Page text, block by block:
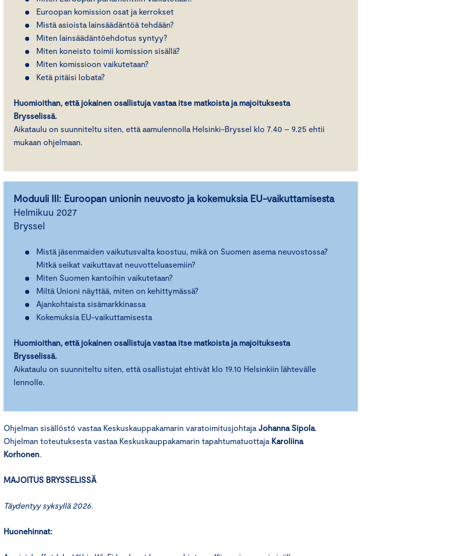
Euroopan komission osat ja kerrokset
Mistä asioista lainsäädäntöä tehdään?
Miten lainsäädäntöehdotus syntyy?
Miten koneisto toimii komission sisällä?
Miten komissioon vaikutetaan?
Ketä pitäisi lobata?
Huomioithan, että jokainen osallistuja vastaa itse matkoista ja majoituksesta
Brysselissä.
Aikataulu on suunniteltu siten, että aamulennolla Helsinki-Bryssel klo 7.40 – 9.25 ehtii
mukaan ohjelmaan.
Moduuli III: Euroopan unionin neuvosto ja kokemuksia EU-vaikuttamisesta
Helmikuu 2027
Bryssel
Mistä jäsenmaiden vaikutusvalta koostuu, mikä on Suomen asema neuvostossa?
Mitkä seikat vaikuttavat neuvotteluasemiin?
Miten Suomen kantoihin vaikutetaan?
Miltä Unioni näyttää, miten on kehittymässä?
Ajankohtaista sisämarkkinassa
Kokemuksia EU-vaikuttamisesta
Huomioithan, että jokainen osallistuja vastaa itse matkoista ja majoituksesta
Brysselissä.
Aikataulu on suunniteltu siten, että osallistujat ehtivät klo 19.10 Helsinkiin lähtevälle
lennolle.
Ohjelman sisällöstö vastaa Keskuskauppakamarin varatoimitusjohtaja Johanna Sipola.
Ohjelman toteutuksesta vastaa Keskuskauppakamarin tapahtumatuottaja Karoliina
Korhonen.
MAJOITUS BRYSSELISSÄ
Täydentyy syksyllä 2026.
Huonehinnat: